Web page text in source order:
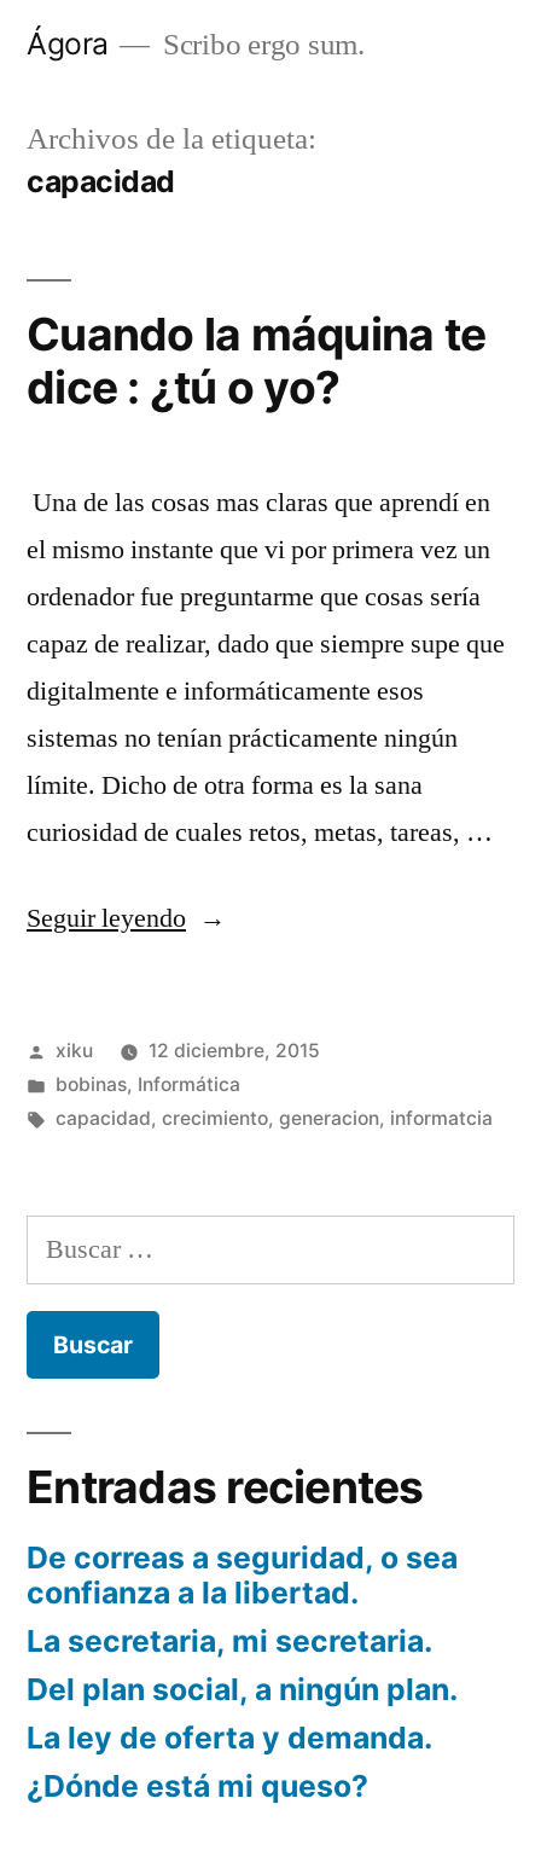
Saltar
Ágora Scribo ergo sum.
Archivos de la etiqueta:
capacidad
Cuando la máquina te
dice : ¿tú o yo?
Una de las cosas mas claras que aprendí en
el mismo instante que vi por primera vez un
ordenador fue preguntarme que cosas sería
capaz de realizar, dado que siempre supe que
digitalmente e informáticamente esos
sistemas no tenían prácticamente ningún
límite. Dicho de otra forma es la sana
curiosidad de cuales retos, metas, tareas, …
Seguir leyendo«Cuando
te
dice
yo?»
Publicado
por
xiku
12 diciembre, 2015
Publicado
en
bobinas, Informática
Etiquetas:
capacidad, crecimiento, generacion, informatcia
Buscar:
Entradas recientes
De correas a seguridad, o sea
confianza a la libertad.
La secretaria, mi secretaria.
Del plan social, a ningún plan.
La ley de oferta y demanda.
¿Dónde está mi queso?